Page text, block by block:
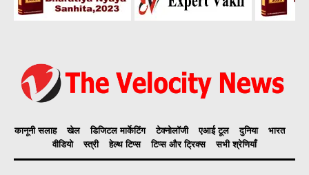
कानूनी सलाह खेल डिजिटल मार्केटिंग टेक्नोलॉजी एआई टूल दुनिया
भारत
वीडियो
स्त्री हेल्थ टिप्स टिप्स और ट्रिक्स सभी श्रेणियाँ